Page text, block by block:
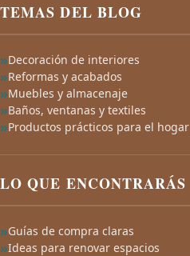
TEMAS DEL BLOG
Decoración de interiores
Reformas y acabados
Muebles y almacenaje
Baños, ventanas y textiles
Productos prácticos para el hogar
LO QUE ENCONTRARÁS
Guías de compra claras
Ideas para renovar espacios